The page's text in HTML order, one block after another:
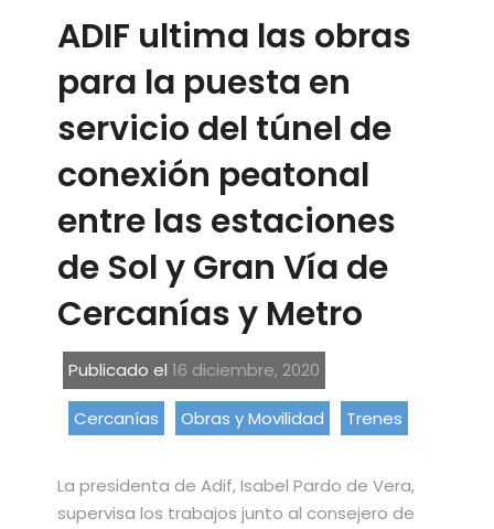
ADIF ultima las obras
para la puesta en
servicio del túnel de
conexión peatonal
entre las estaciones
de Sol y Gran Vía de
Cercanías y Metro
Publicado el16 diciembre, 2020
Cercanías Obras y Movilidad Trenes
La presidenta de Adif, Isabel Pardo de Vera,
supervisa los trabajos junto al consejero de